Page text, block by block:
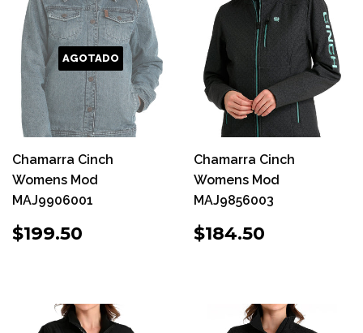
AGOTADO
Chamarra Cinch
Womens Mod
MAJ9906001
PRECIO
HABITUAL
$199.50
Chamarra Cinch
Womens Mod
MAJ9856003
PRECIO
HABITUAL
$184.50